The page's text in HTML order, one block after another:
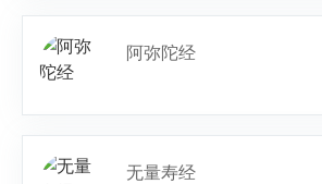
阿弥陀经
无量寿经